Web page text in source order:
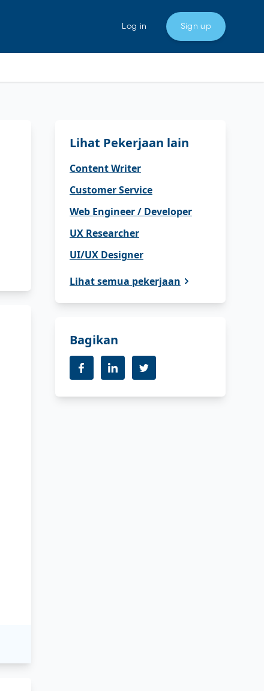
Log in Sign up
Lihat Pekerjaan lain
Content Writer
Customer Service
Web Engineer / Developer
UX Researcher
UI/UX Designer
Lihat semua pekerjaan
Bagikan